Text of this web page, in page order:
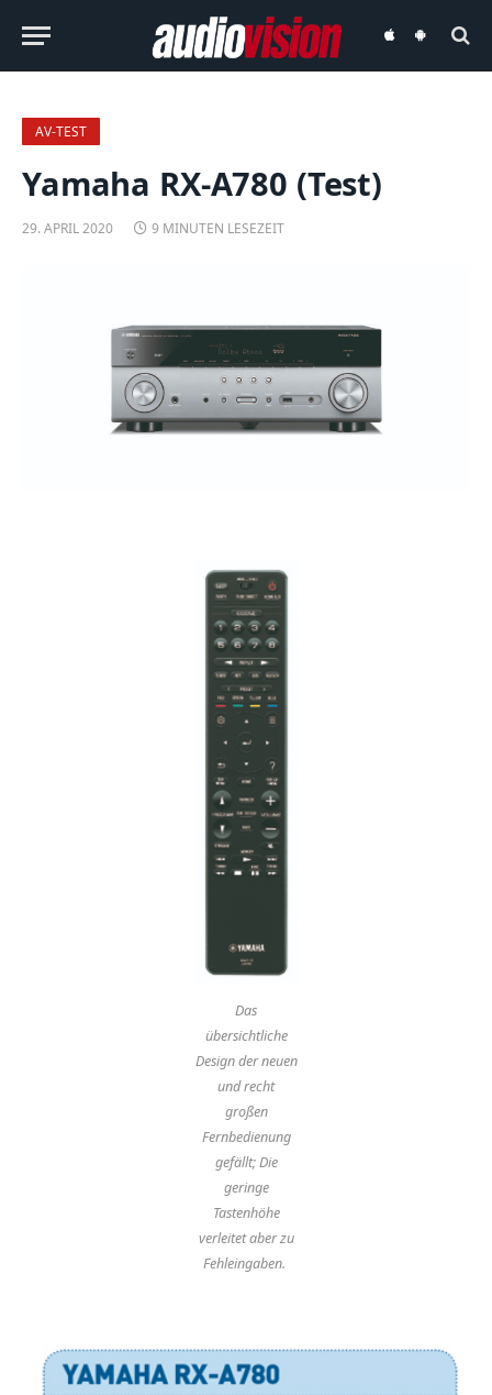
audiovisionaudiovision
AV-TEST
Yamaha RX-A780 (Test)
29. APRIL 2020 9 MINUTEN LESEZEIT
Das
übersichtliche
Design der neuen
und recht
großen
Fernbedienung
gefällt; Die
geringe
Tastenhöhe
verleitet aber zu
Fehleingaben.